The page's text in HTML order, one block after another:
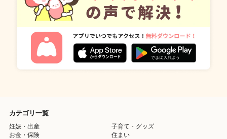
カテゴリ一覧
妊娠・出産
子育て・グッズ
お金・保険
住まい